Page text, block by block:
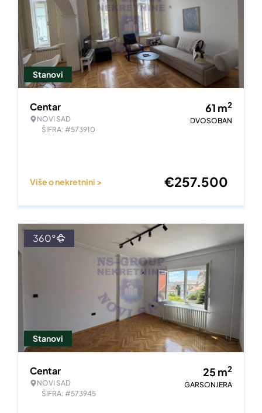
Stanovi
Centar
NOVI SAD
ŠIFRA: #573910
61 m2
DVOSOBAN
Više o nekretnini > €257.500
Stanovi
360°
Centar
NOVI SAD
ŠIFRA: #573945
25m2
GARSONJERA